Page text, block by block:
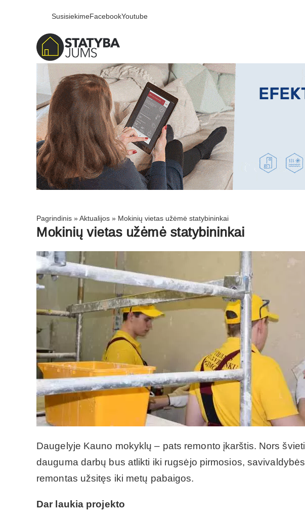
SusisiekimeFacebookYoutube
Pagrindinis »Aktualijos » Mokinių vietas užėmė statybininkai
Mokinių vietas užėmė statybininkai
Daugelyje Kauno mokyklų – pats remonto įkarštis. Nors
dauguma darbų bus atlikti iki rugsėjo pirmosios,
remontas užsitęs iki metų pabaigos.
Dar laukia projekto